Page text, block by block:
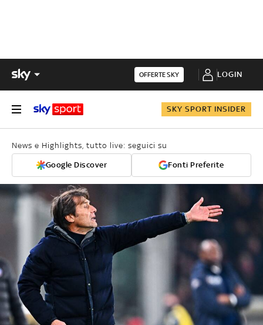
OFFERTE SKY LOGIN
SKY SPORT INSIDER
News e Highlights, tutto live: seguici su
Google Discover Fonti Preferite